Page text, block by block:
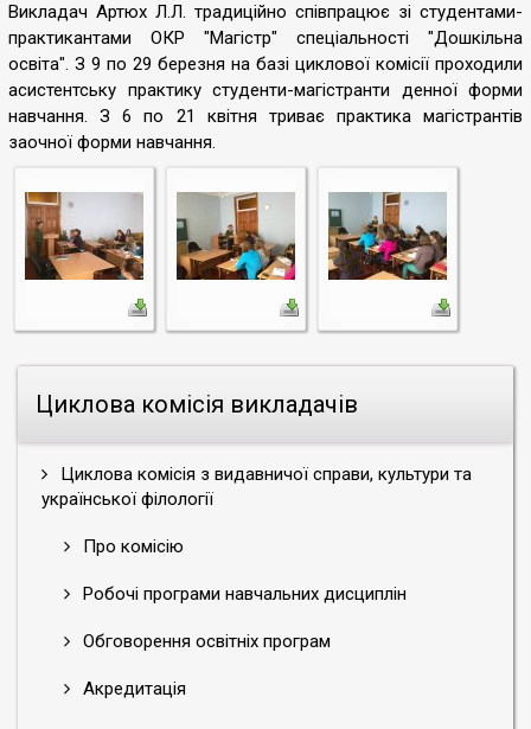
Циклова комісія викладачів
Циклова комісія з видавничої справи, культури та
української філології
Про комісію
Робочі програми навчальних дисциплін
Обговорення освітніх програм
Акредитація
Викладач Артюх Л.Л. традиційно співпрацює зі студентами-
практикантами ОКР "Магістр" спеціальності "Дошкільна
освіта". З 9 по 29 березня на базі циклової комісії проходили
асистентську практику студенти-магістранти денної форми
навчання. З 6 по 21 квітня триває практика магістрантів
заочної форми навчання.